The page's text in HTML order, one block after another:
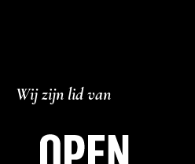
Wij zijn lid van